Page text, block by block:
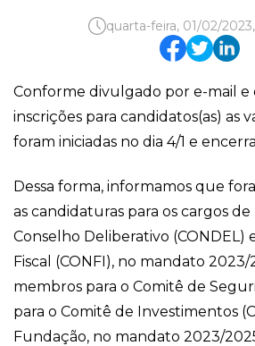
quarta-feira, 01/02/
Conforme divulgado por e-mail e
inscrições para candidatos(as) as
foram iniciadas no dia 4/1 e
Dessa forma, informamos que
as candidaturas para os cargos
Conselho Deliberativo (CONDEL)
Fiscal (CONFI), no mandato 2023/
membros para o Comitê de
para o Comitê de Investimentos
Fundação, no mandato 2023/